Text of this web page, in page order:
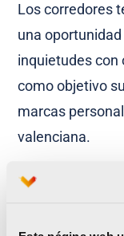
Los corredores
una
inquietudes con
como objetivo
marcas
valenciana.
En total, serán 7
involucren en